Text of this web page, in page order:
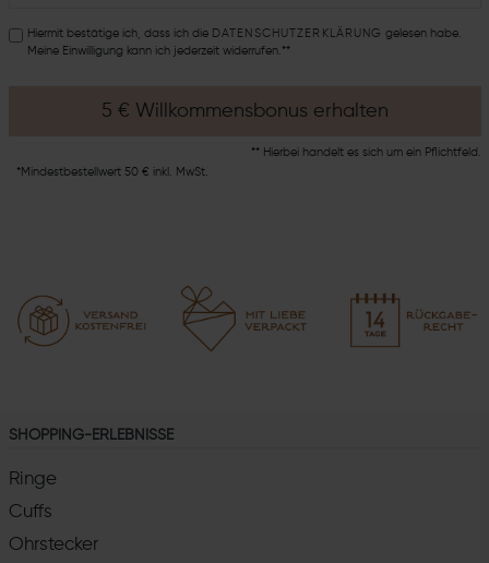
Hiermit bestätige ich, dass ich die DATEN­SCHUTZ­ERKLÄRUNG gelesen habe.
Meine Einwilligung kann ich jederzeit widerrufen.**
5 € Willkommensbonus erhalten
** Hierbei handelt es sich um ein Pflichtfeld.
*Mindestbestellwert 50 € inkl. MwSt.
SHOPPING-ERLEBNISSE
Ringe
Cuffs
Ohrstecker